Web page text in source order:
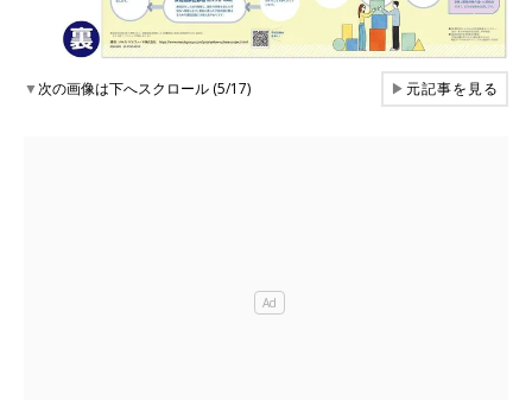
▼次の画像は下へスクロール (5/17) ▶元記事を見る